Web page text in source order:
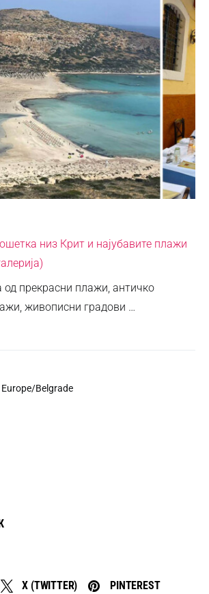
Europe/Belgrade
X (TWITTER)
PINTEREST
низ Крит и најубавите плажи
од прекрасни плажи, античко
живописни градови …